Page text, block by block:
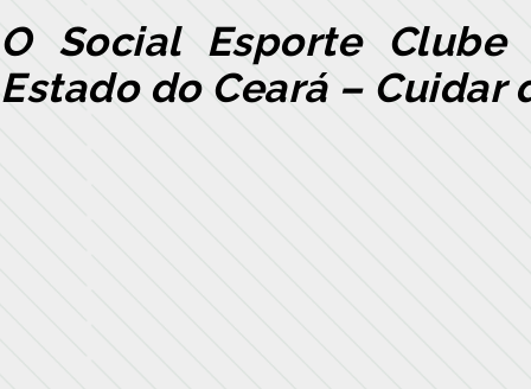
O Social Esporte
Estado do Ceará – Cuidar